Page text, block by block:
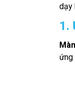
dạy
1.
ứng